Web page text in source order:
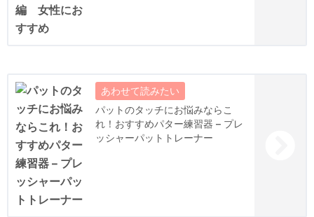
パットのタッチにお悩みならこ
れ！おすすめパター練習器 – プレ
ッシャーパットトレーナー